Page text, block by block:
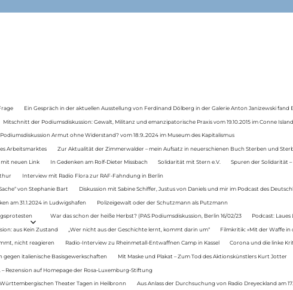
Ein Gespräch in der aktuellen Ausstellung von Ferdinand Dölberg in der Galerie Anton Janizewski fand
Mitschnitt der Podiumsdiskussion: Gewalt, Militanz und emanzipatorische Praxis vom 19.10.2015 im Conne
Armut ohne Widerstand? vom 18.9..2024 im Museum des Kapitalismus
Arbeitsmarktes Zur Aktualität der Zimmerwalder – mein Aufsatz in neuerschienen Buch Sterben und
neuen Link In Gedenken am Rolf-Dieter Missbach Solidarität mit Stern e.V. Spuren der Solidarität
Interview mit Radio Flora zur RAF-Fahndung in Berlin
von Stephanie Bart Diskussion mit Sabine Schiffer, Justus von Daniels und mir im Podcast des
am 31.1.2024 in Ludwigshafen Polizeigewalt oder der Schutzmann als Putzmann
War das schon der heiße Herbst? (PAS Podiumsdiskussion, Berlin 16/02/23 Podcast:
aus Kein Zustand „Wer nicht aus der Geschichte lernt, kommt darin um“ Filmkritik: »Mit der Waffe in
nicht reagieren Radio-Interview zu Rheinmetall-Entwaffnen Camp in Kassel Corona und die linke
italienische Basisgewerkschaften Mit Maske und Plakat – Zum Tod des Aktionskünstlers Kurt Jotter
Rezension auf Homepage der Rosa-Luxemburg-Stiftung
Theater Tagen in Heilbronn Aus Anlass der Durchsuchung von Radio Dreyeckland am